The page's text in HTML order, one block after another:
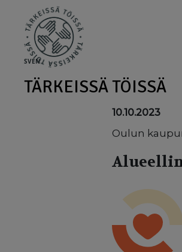
SVEN
TÄRKEISSÄ TÖISSÄ
10.10.2023
Oulun